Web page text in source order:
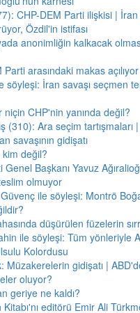
CHP-DEM Parti ilişkisi | İran
Özdil'in istifası
anonimliğin kalkacak
arasındaki makas
söyleşi: İran savaşı seçmen
niçin CHP'nin yanında değil?
(310): Ara seçim tartışmaları
savaşının gidişatı
değil?
Başkanı Yavuz
olmuyor
ile söyleşi: Montrö
düşürülen füzelerin
ile söyleşi: Tüm yönleriyle
Kolordusu
Müzakerelerin gidişatı |
oluyor?
geriye ne kaldı?
editörü Emir Ali